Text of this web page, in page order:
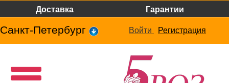
Доставка Гарантии
Санкт-Петербург Войти Регистрация